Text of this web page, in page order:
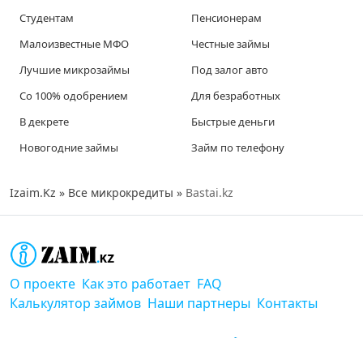
Студентам
Пенсионерам
Малоизвестные МФО
Честные займы
Лучшие микрозаймы
Под залог авто
Со 100% одобрением
Для безработных
В декрете
Быстрые деньги
Новогодние займы
Займ по телефону
Izaim.Kz » Все микрокредиты » Bastai.kz
О проекте Как это работает FAQ
Калькулятор займов Наши партнеры Контакты